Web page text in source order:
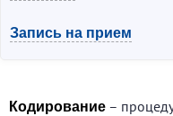
Запись на прием
Кодирование –